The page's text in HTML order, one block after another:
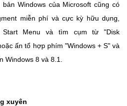
Windows của Microsoft cũng có
miễn phí và cực kỳ hữu dụng,
Menu và tìm cụm từ "Disk
ấn tổ hợp phím "Windows + S" và
Windows 8 và 8.1.
xuyên